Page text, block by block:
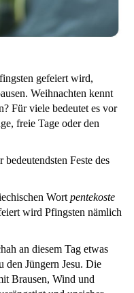
gefeiert wird,
Weihnachten kennt
Für viele bedeutet es vor
freie Tage oder den
Feste des
Wort pentekoste
wird Pfingsten nämlich
an diesem Tag etwas
den Jüngern Jesu. Die
Brausen, Wind und